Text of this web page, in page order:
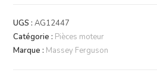
de
Palier
Massey
UGS :AG12447
Catégorie : Pièces moteur
Marque : Massey Ferguson